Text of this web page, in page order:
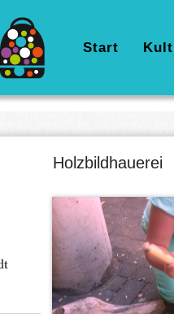
Start
Holzbildhauerei